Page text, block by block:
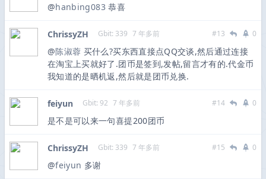
@hanbing083 恭喜
ChrissyZH Gbit: 339 7 年多前 #13 0
@陈淑蓉 买什么?买东西直接点QQ交谈,然后通过连接
在淘宝上买就好了.团币是签到,发帖,留言才有的.代金币
我知道的是晒机返,然后就是团币兑换.
feiyun Gbit: 92 7 年多前 #14 0
是不是可以来一句喜提200团币
ChrissyZH Gbit: 339 7 年多前 #15 0
@feiyun 多谢